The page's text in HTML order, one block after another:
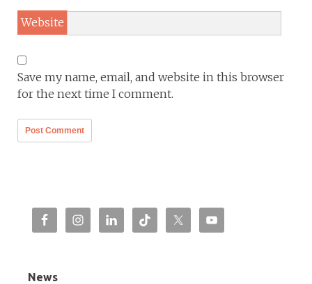
Website
Save my name, email, and website in this browser
for the next time I comment.
News